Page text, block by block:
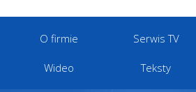
O firmie Serwis TV
Wideo Teksty